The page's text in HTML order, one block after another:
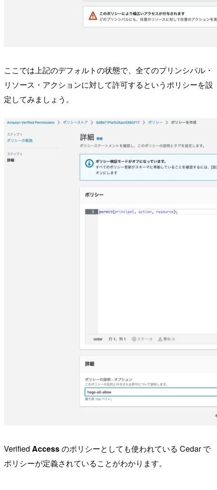
ここでは上記のデフォルトの状態で、全てのプリンシパル・
リソース・アクションに対して許可するというポリシーを設
定してみましょう。
Verified Accessのポリシーとしても使われている Cedar で
ポリシーが定義されていることがわかります。